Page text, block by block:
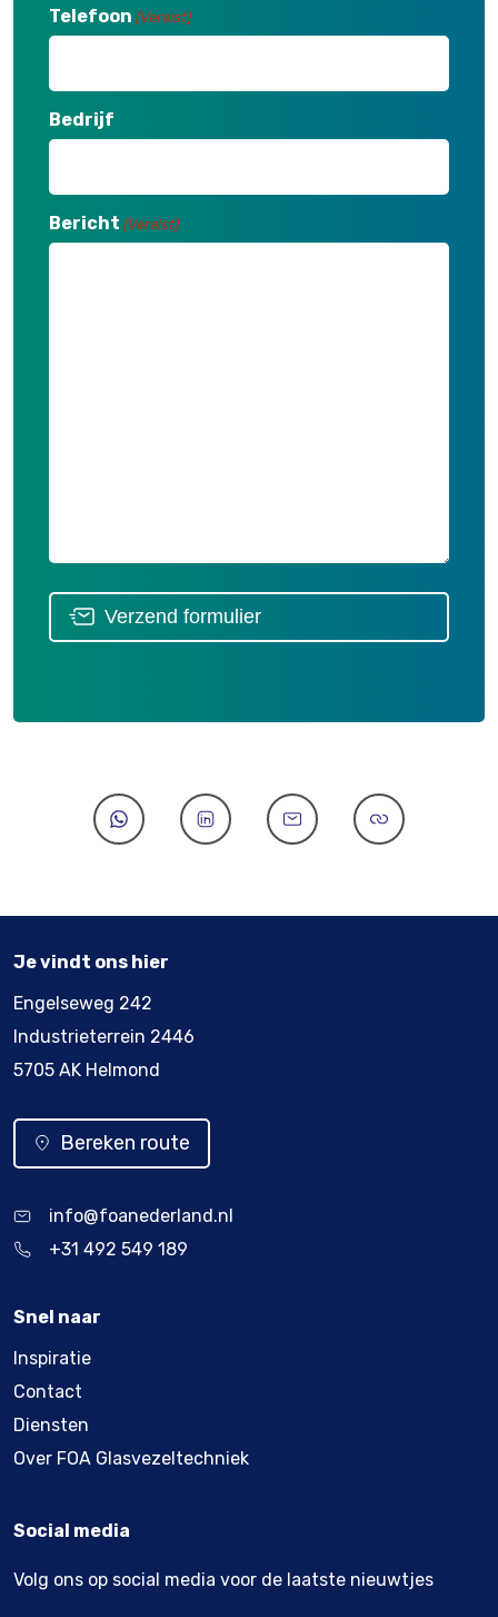
Telefoon (Vereist)
Bedrijf
Bericht (Vereist)
Verzend formulier
Je vindt ons hier
Engelseweg 242
Industrieterrein 2446
5705 AK Helmond
Bereken route
info@foanederland.nl
+31 492 549 189
Snel naar
Inspiratie
Contact
Diensten
Over FOA Glasvezeltechniek
Social media
Volg ons op social media voor de laatste nieuwtjes